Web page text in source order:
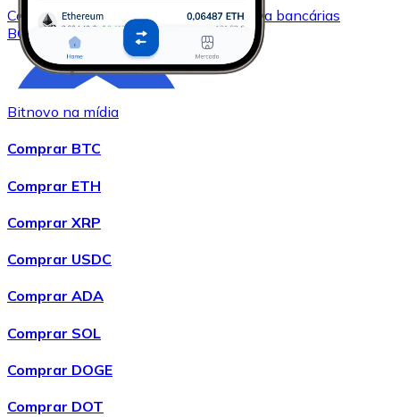
ComprarBitcoin Cashcom transferência bancárias
BCH
ComprarChainlink
LINK
Bitnovo na mídia
Comprar BTC
Comprar ETH
Comprar XRP
Comprar USDC
Comprar ADA
Comprar SOL
Comprar DOGE
Comprar DOT